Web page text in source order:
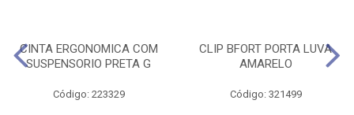
CINTA ERGONOMICA COM
SUSPENSORIO PRETA G
Código: 223329
CLIP BFORT PORTA LUVA
AMARELO
Código: 321499